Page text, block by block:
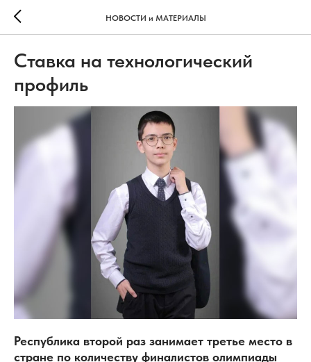
НОВОСТИ и МАТЕРИАЛЫ
Ставка на технологический
профиль
Республика второй раз занимает третье место в
стране по количеству финалистов олимпиады